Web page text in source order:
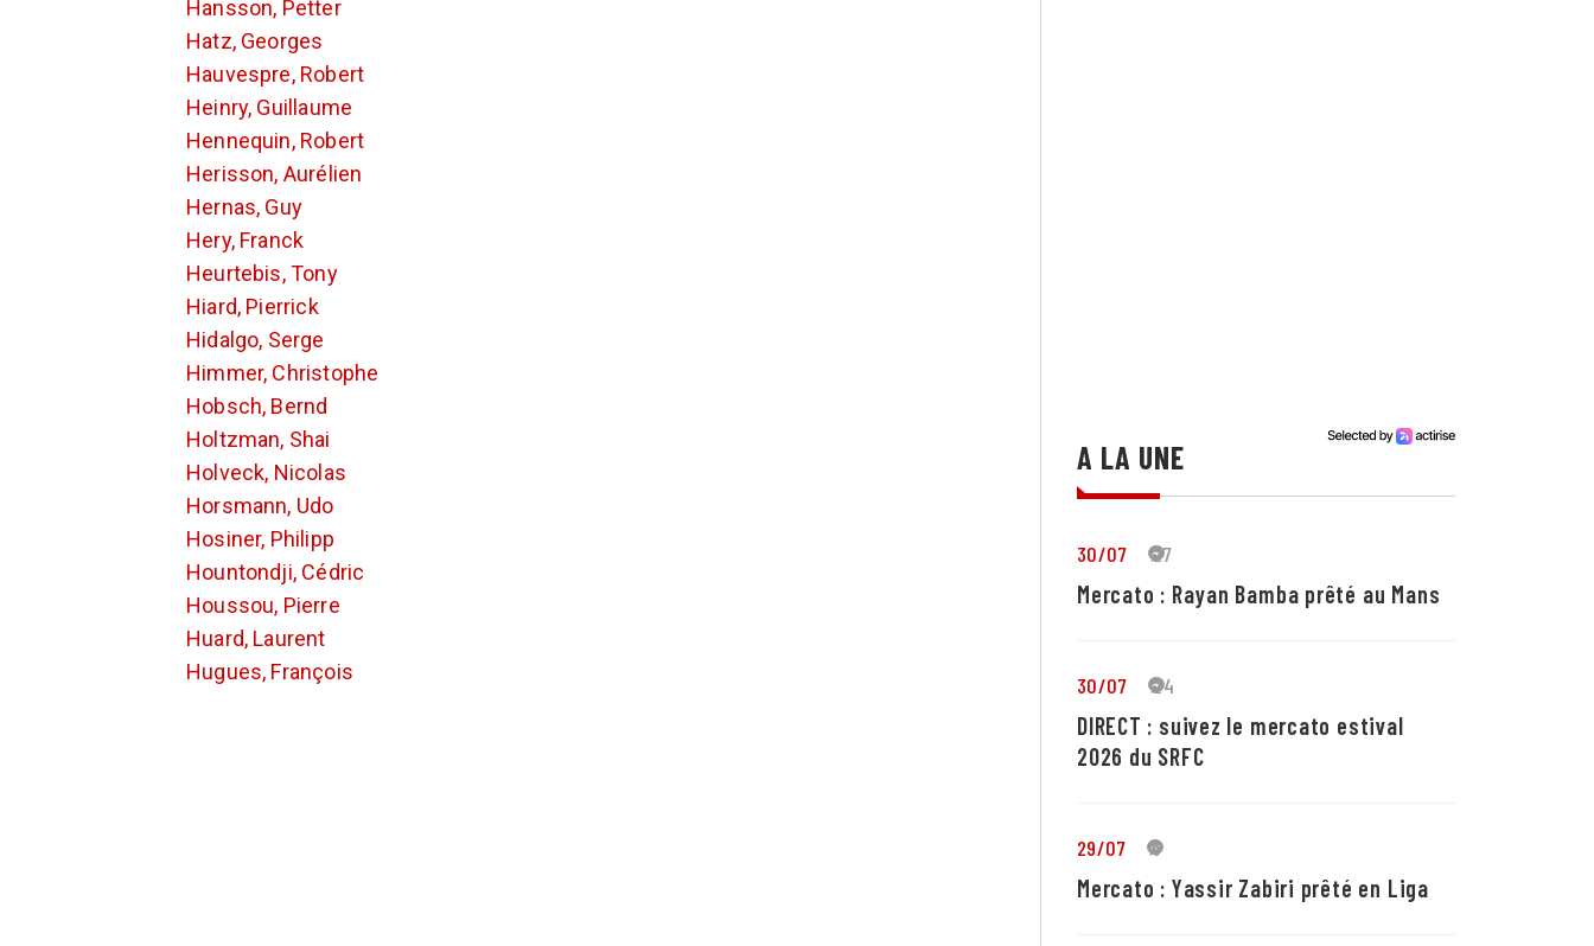
Hansson, Petter
Hatz, Georges
Hauvespre, Robert
Heinry, Guillaume
Hennequin, Robert
Herisson, Aurélien
Hernas, Guy
Hery, Franck
Heurtebis, Tony
Hiard, Pierrick
Hidalgo, Serge
Himmer, Christophe
Hobsch, Bernd
Holtzman, Shai
Holveck, Nicolas
Horsmann, Udo
Hosiner, Philipp
Hountondji, Cédric
Houssou, Pierre
Huard, Laurent
Hugues, François
A LA UNE
30/07 27
Mercato : Rayan Bamba prêté au Mans
30/07 24
DIRECT : suivez le mercato estival
2026 du SRFC
29/07 5
Mercato : Yassir Zabiri prêté en Liga